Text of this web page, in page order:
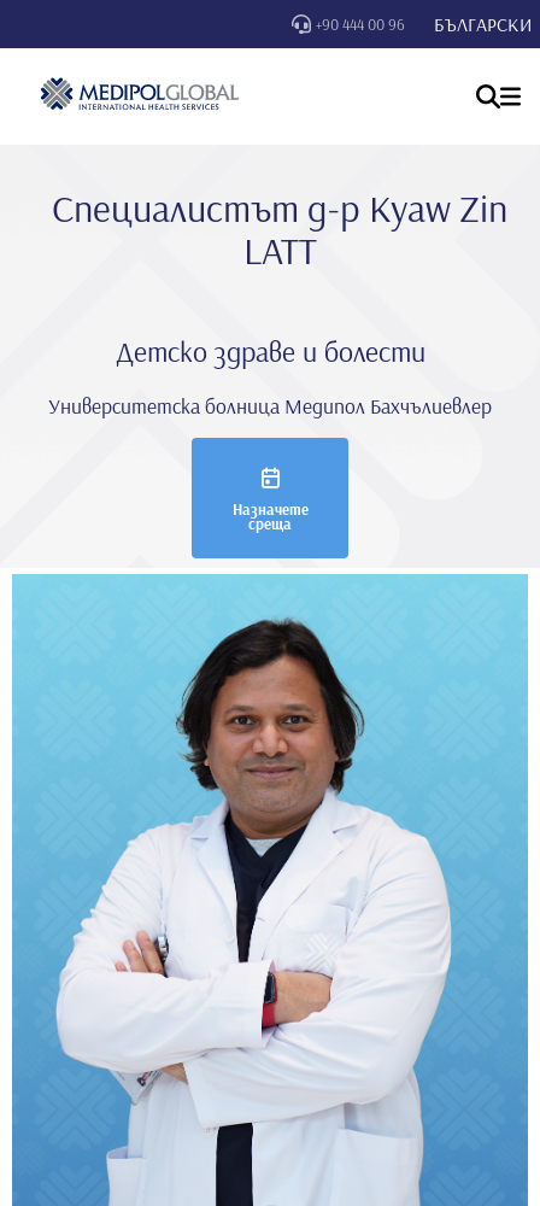
+90 444 00 96 БЪЛГАРСКИ
Специалистът д-р Kyaw Zin
LATT
Детско здраве и болести
Университетска болница Медипол Бахчълиевлер
Назначете
среща